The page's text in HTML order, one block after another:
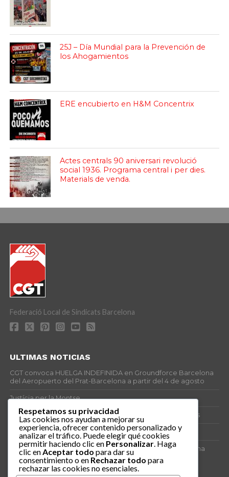
25J – Día Mundial para la Prevención de
los Ahogamientos
ERE encubierto en H&M Concentrix
Actes centrals 90 aniversari revolució
social 1936. Programa central i per dies.
Materials de venda.
Federació Local de Sindicats Barcelona
ULTIMAS NOTICIAS
CGT convoca HUELGA INDEFINIDA en Groundforce Barcelona
del Aeropuerto del Prat-Barcelona a partir del 4 de agosto
Justícia per la Montse
25J – Día Mundial para la Prevención de los Ahogamientos
ERE encubierto en H&M Concentrix
Actes centrals 90 aniversari revolució social 1936. Programa
central i per dies. Materials de venda.
Respetamos su privacidad
Las cookies nos ayudan a mejorar su
experiencia, ofrecer contenido personalizado y
analizar el tráfico. Puede elegir qué cookies
permitir haciendo clic en Personalizar . Haga
clic en Aceptar todo para dar su
consentimiento o en Rechazar todo para
rechazar las cookies no esenciales.